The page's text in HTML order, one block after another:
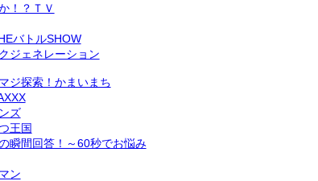
！？ＴＶ
バトルSHOW
ジェネレーション
ジ探索！かまいまち
ズ
王国
瞬間回答！～60秒でお悩み
ン